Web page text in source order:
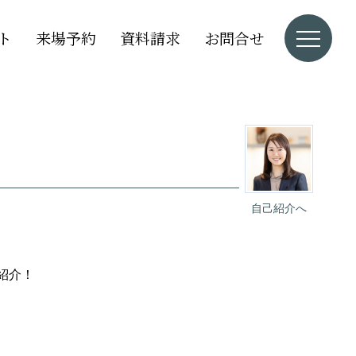
来場予約 資料請求 お問合せ
自己紹介へ
介！